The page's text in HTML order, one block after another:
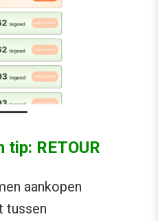
tip: RETOUR
aankopen
tussen